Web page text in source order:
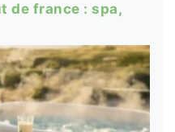
de france : spa,